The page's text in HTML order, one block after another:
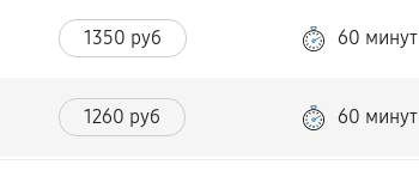
1350 руб 60 минут
1260 руб 60 минут